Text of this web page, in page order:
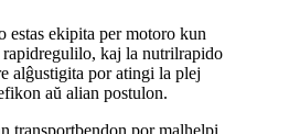
estas ekipita per motoro kun
kaj la nutrilrapido
alĝustigita por atingi la plej
aŭ alian postulon.
transportbendon por malhelpi